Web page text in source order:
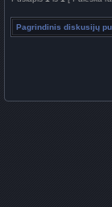
Pagrindinis diskusijų